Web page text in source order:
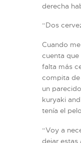
derecha
“Dos
Cuando
cuenta
falta más
compita
un
kuryaki
tenía el
“Voy a
dejar estas